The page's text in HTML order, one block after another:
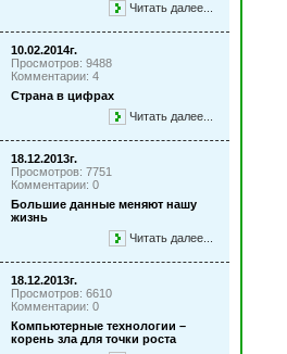
Читать далее...
10.02.2014г.
Просмотров: 9488
Комментарии: 4
Страна в цифрах
Читать далее...
18.12.2013г.
Просмотров: 7751
Комментарии: 0
Большие данные меняют нашу
жизнь
Читать далее...
18.12.2013г.
Просмотров: 6610
Комментарии: 0
Компьютерные технологии –
корень зла для точки роста